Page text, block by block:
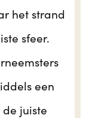
het strand
sfeer.
een
juiste